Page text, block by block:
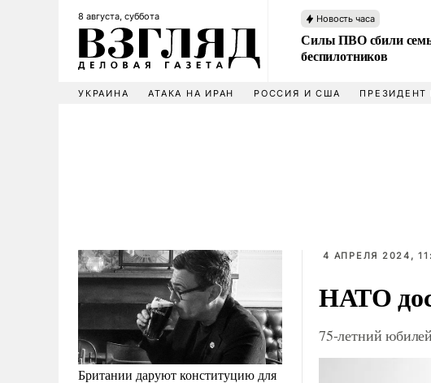
8 августа, суббота Новость часа
Силы ПВО сбили
беспилотников
УКРАИНА АТАКА НА ИРАН РОССИЯ И США ПРЕЗИДЕНТ
Британии даруют конституцию для
4 АПРЕЛЯ 2024,
НАТО
75-летний